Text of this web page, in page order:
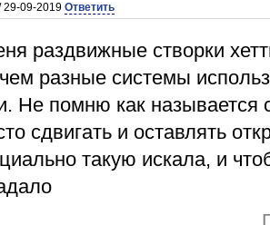
29-09-2019 Ответить
раздвижные створки
разные системы
Не помню как называется
сдвигать и оставлять
такую искала, и